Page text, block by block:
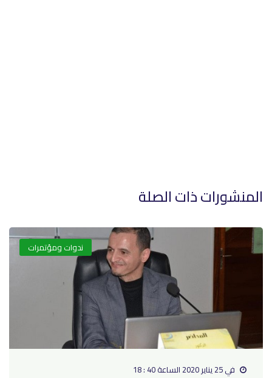
المنشورات ذات الصلة
ندوات ومؤتمرات
في 25 يناير 2020 الساعة 40 : 18